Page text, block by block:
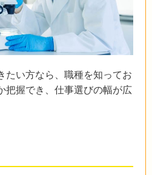
たい方なら、職種を知ってお
把握でき、仕事選びの幅が広